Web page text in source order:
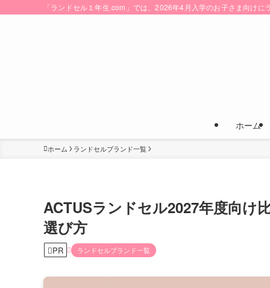
「ランドセル１年生.com」では、2026年4月入学のお子さま向け
ホーム
ホーム ランドセルブランド一覧
ACTUSランドセル2027年度向け
選び方
PR ランドセルブランド一覧